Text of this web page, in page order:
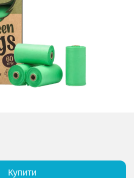
Купити